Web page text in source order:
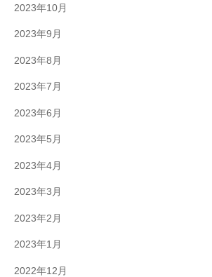
2023年10月
2023年9月
2023年8月
2023年7月
2023年6月
2023年5月
2023年4月
2023年3月
2023年2月
2023年1月
2022年12月